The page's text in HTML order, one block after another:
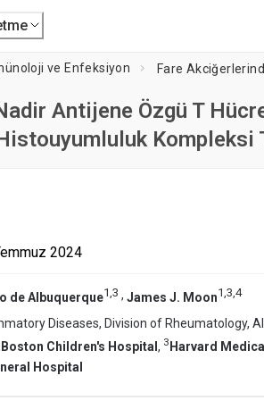
ve Enfeksiyon
Antijene Özgü T
Kompleksi
2024
de Albuquerque1,3 , James J. Moon1,3,4
Diseases, Division of Rheumatology,
Boston Children's Hospital , 3 Harvard
Hospital